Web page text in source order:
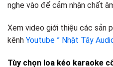
nghe vào để cảm nhận chất
Xem video giới thiệu các sản
kênh Youtube ” Nhật Tây
Tùy chọn loa kéo karaoke